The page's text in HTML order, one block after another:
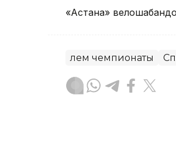
«Астана»
Әлем чемпионаты